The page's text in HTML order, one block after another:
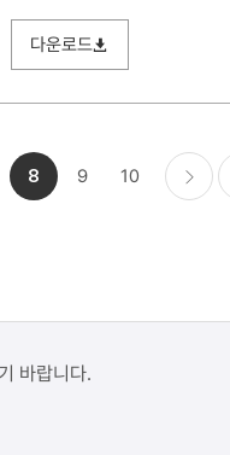
다운로드
8 9 10
바랍니다.